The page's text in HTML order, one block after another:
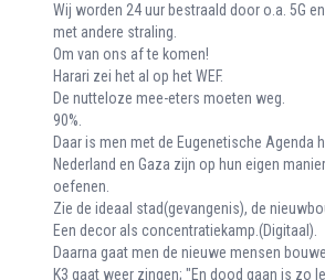
Wij worden 24 uur bestraald door o.a. 5G
met andere straling.
Om van ons af te komen!
Harari zei het al op het WEF.
De nutteloze mee-eters moeten weg.
90%.
Daar is men met de Eugenetische Agenda
Nederland en Gaza zijn op hun eigen
oefenen.
Zie de ideaal stad(gevangenis), de
Een decor als concentratiekamp.(Digitaal).
Daarna gaat men de nieuwe mensen
K3 gaat weer zingen; "En dood gaan is zo